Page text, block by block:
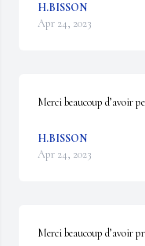
H.BISSON
Apr 24, 2023
Merci beaucoup d’avoir
H.BISSON
Apr 24, 2023
Merci beaucoup d’avoir